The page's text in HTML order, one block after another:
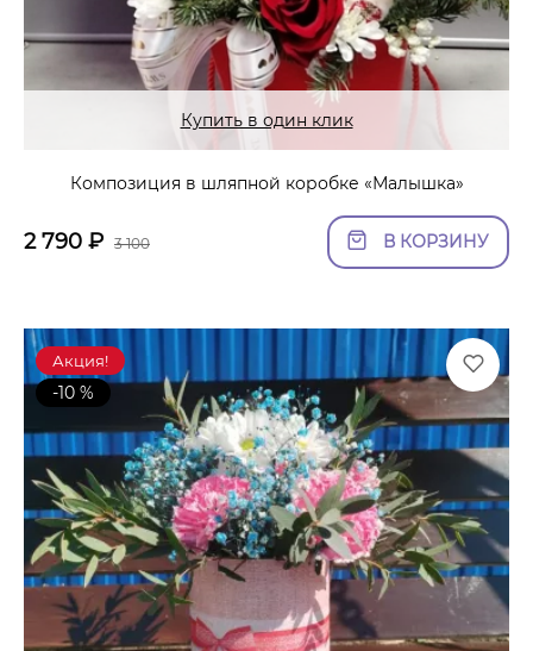
Купить в один клик
Композиция в шляпной коробке «Малышка»
2 790 ₽ 3 100 В КОРЗИНУ
Акция!
-10 %